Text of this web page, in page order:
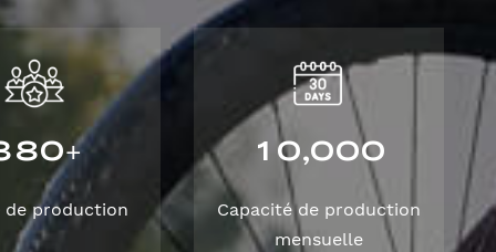
80+
de production
1 0,000
Capacité de production
mensuelle